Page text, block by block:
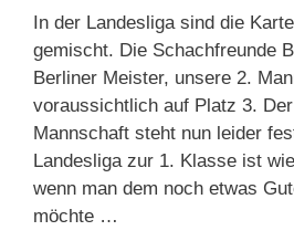
In der Landesliga sind die
gemischt. Die Schachfreunde
Berliner Meister, unsere 2.
voraussichtlich auf Platz 3.
Mannschaft steht nun leider
Landesliga zur 1. Klasse ist
wenn man dem noch etwas
möchte …